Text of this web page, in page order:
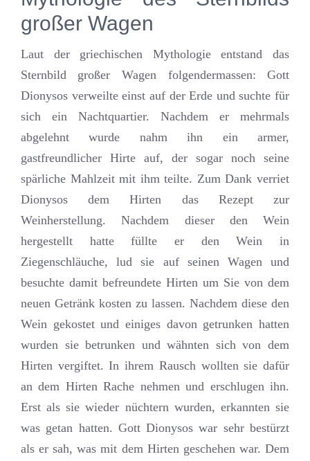
großer Wagen
Laut der griechischen Mythologie entstand das
Sternbild großer Wagen folgendermassen: Gott
Dionysos verweilte einst auf der Erde und suchte für
sich ein Nachtquartier. Nachdem er mehrmals
abgelehnt wurde nahm ihn ein armer,
gastfreundlicher Hirte auf, der sogar noch seine
spärliche Mahlzeit mit ihm teilte. Zum Dank verriet
Dionysos dem Hirten das Rezept zur
Weinherstellung. Nachdem dieser den Wein
hergestellt hatte füllte er den Wein in
Ziegenschläuche, lud sie auf seinen Wagen und
besuchte damit befreundete Hirten um Sie von dem
neuen Getränk kosten zu lassen. Nachdem diese den
Wein gekostet und einiges davon getrunken hatten
wurden sie betrunken und wähnten sich von dem
Hirten vergiftet. In ihrem Rausch wollten sie dafür
an dem Hirten Rache nehmen und erschlugen ihn.
Erst als sie wieder nüchtern wurden, erkannten sie
was getan hatten. Gott Dionysos war sehr bestürzt
als er sah, was mit dem Hirten geschehen war. Dem